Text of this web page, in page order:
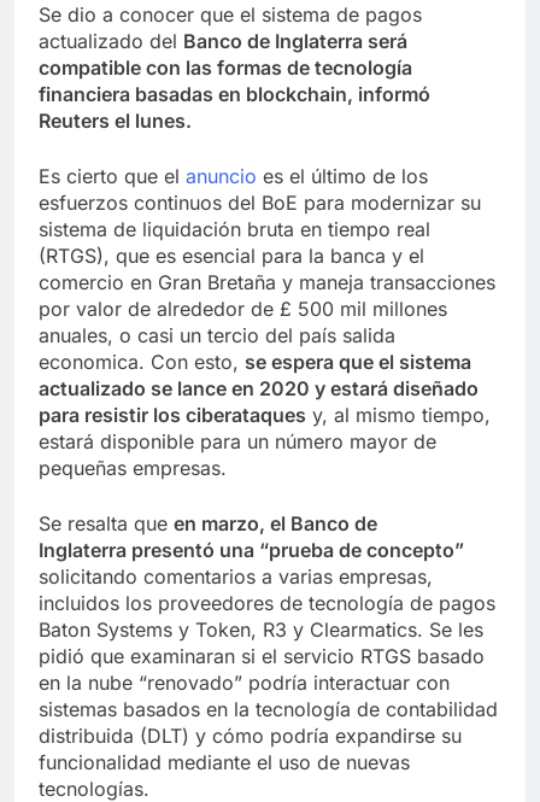
Se dio a conocer que el sistema de pagos
actualizado del Banco de Inglaterra será
compatible con las formas de tecnología
financiera basadas en blockchain, informó
Reuters el lunes.
Es cierto que el anuncio es el último de los
esfuerzos continuos del BoE para modernizar su
sistema de liquidación bruta en tiempo real
(RTGS), que es esencial para la banca y el
comercio en Gran Bretaña y maneja transacciones
por valor de alrededor de £ 500 mil millones
anuales, o casi un tercio del país salida
economica. Con esto, se espera que el sistema
actualizado se lance en 2020 y estará diseñado
para resistir los ciberataques y, al mismo tiempo,
estará disponible para un número mayor de
pequeñas empresas.
Se resalta que en marzo, el Banco de
Inglaterra presentó una “prueba de concepto”
solicitando comentarios a varias empresas,
incluidos los proveedores de tecnología de pagos
Baton Systems y Token, R3 y Clearmatics. Se les
pidió que examinaran si el servicio RTGS basado
en la nube “renovado” podría interactuar con
sistemas basados ​​en la tecnología de contabilidad
distribuida (DLT) y cómo podría expandirse su
funcionalidad mediante el uso de nuevas
tecnologías.